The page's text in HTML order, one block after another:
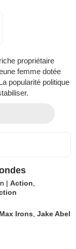
propriétaire
femme dotée
popularité politique
| Action
Max Irons ,Jake Abel